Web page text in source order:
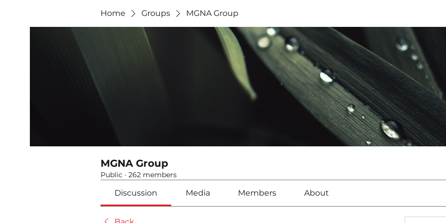
Home Groups MGNA Group
MGNA Group
Public · 262 members
Discussion Media Members About